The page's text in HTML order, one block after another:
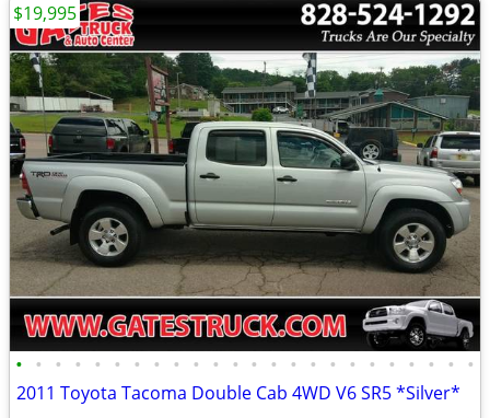
• • • • • • • • • • • • • • • • • • • • • • • •
2011 Toyota Tacoma Double Cab 4WD V6 SR5 *Silver*
$19,995